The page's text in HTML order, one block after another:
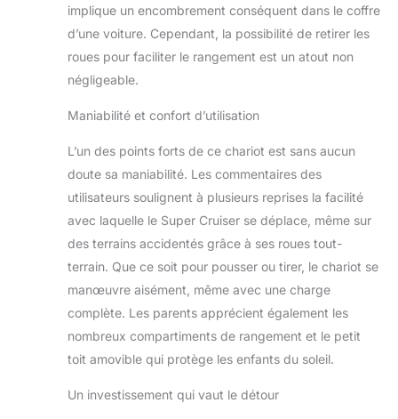
et une poche arrière
amovible avec
ventilé ainsi qu'une
une organisation
déplacements.
STABLE &
RÉSISTANT AUX
TRAVAUX - Le
aluminium allie
stabilité et légèreté.
Les grands pneus
en caoutchouc à
permettent une
conduite en
l'asphalte, les
implique un encombrement conséquent dans le coffre
d’une voiture. Cependant, la possibilité de retirer les
roues pour faciliter le rangement est un atout non
négligeable.
Maniabilité et confort d’utilisation
L’un des points forts de ce chariot est sans aucun
doute sa maniabilité. Les commentaires des
utilisateurs soulignent à plusieurs reprises la facilité
avec laquelle le Super Cruiser se déplace, même sur
des terrains accidentés grâce à ses roues tout-
terrain. Que ce soit pour pousser ou tirer, le chariot se
manœuvre aisément, même avec une charge
complète. Les parents apprécient également les
nombreux compartiments de rangement et le petit
toit amovible qui protège les enfants du soleil.
Un investissement qui vaut le détour